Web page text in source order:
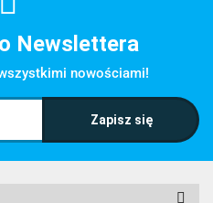
Newslettera
nowościami!